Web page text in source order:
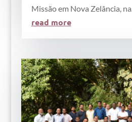
Missão em Nova Zelância, na...
read more